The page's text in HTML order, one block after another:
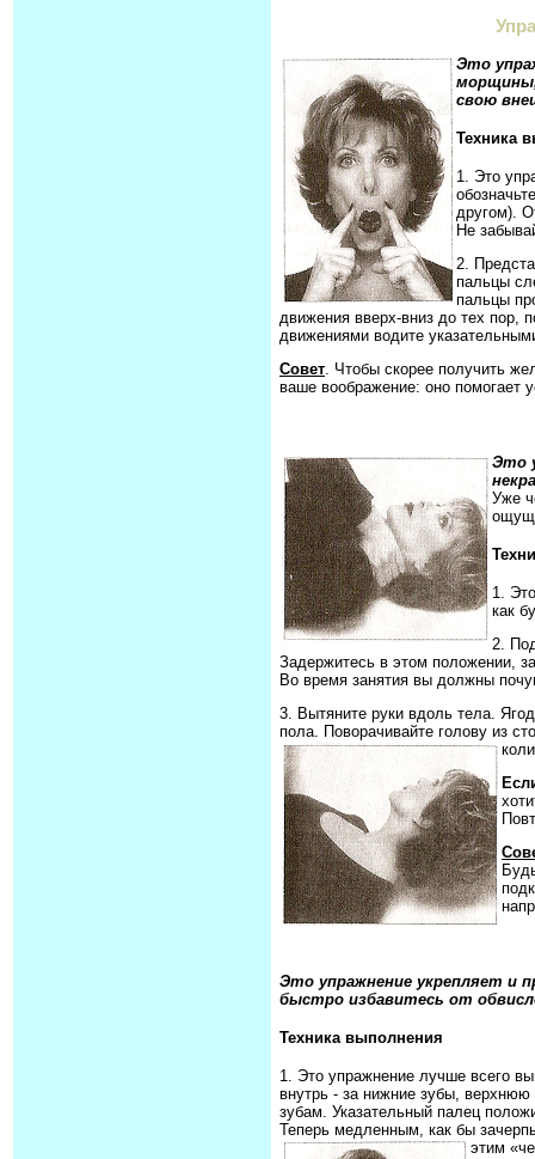
Это
морщины,
свою
Техника
1. Это
другом).
Не
2.
пальцы
пальцы
движения вверх-вниз до тех пор,
движениями водите
Совет. Чтобы скорее получить
ваше воображение: оно помогает
Это
Уже
1.
как
2.
Задержитесь в этом положении,
Во время занятия вы должны
3. Вытяните руки вдоль тела.
пола. Поворачивайте голову из
Это упражнение укрепляет и
быстро избавитесь от
Техника выполнения
1. Это упражнение лучше всего
внутрь - за нижние зубы, верхнюю
зубам. Указательный палец
Теперь медленным, как бы
этим